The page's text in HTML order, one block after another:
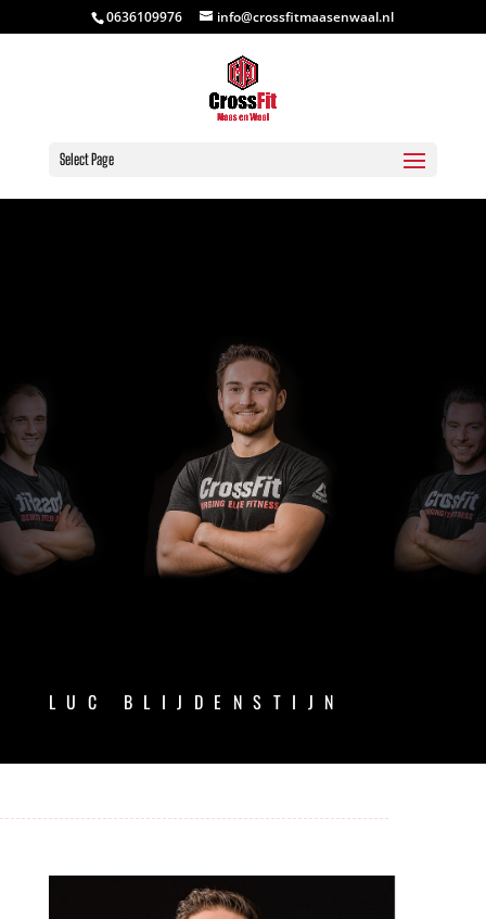
0636109976 info@crossfitmaasenwaal.nl
Select Page
LUC BLIJDENSTIJN